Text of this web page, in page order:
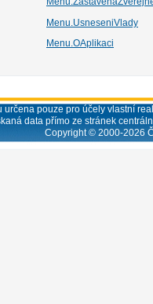
Menu.UsneseniVlady
Menu.OAplikaci
pouze pro účely vlastní
data přímo ze stránek
Copyright © 2000-2026